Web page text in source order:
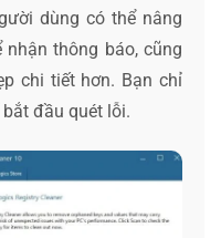
dùng có thể nâng
thông báo, cũng
chi tiết hơn. Bạn chỉ
đầu quét lỗi.